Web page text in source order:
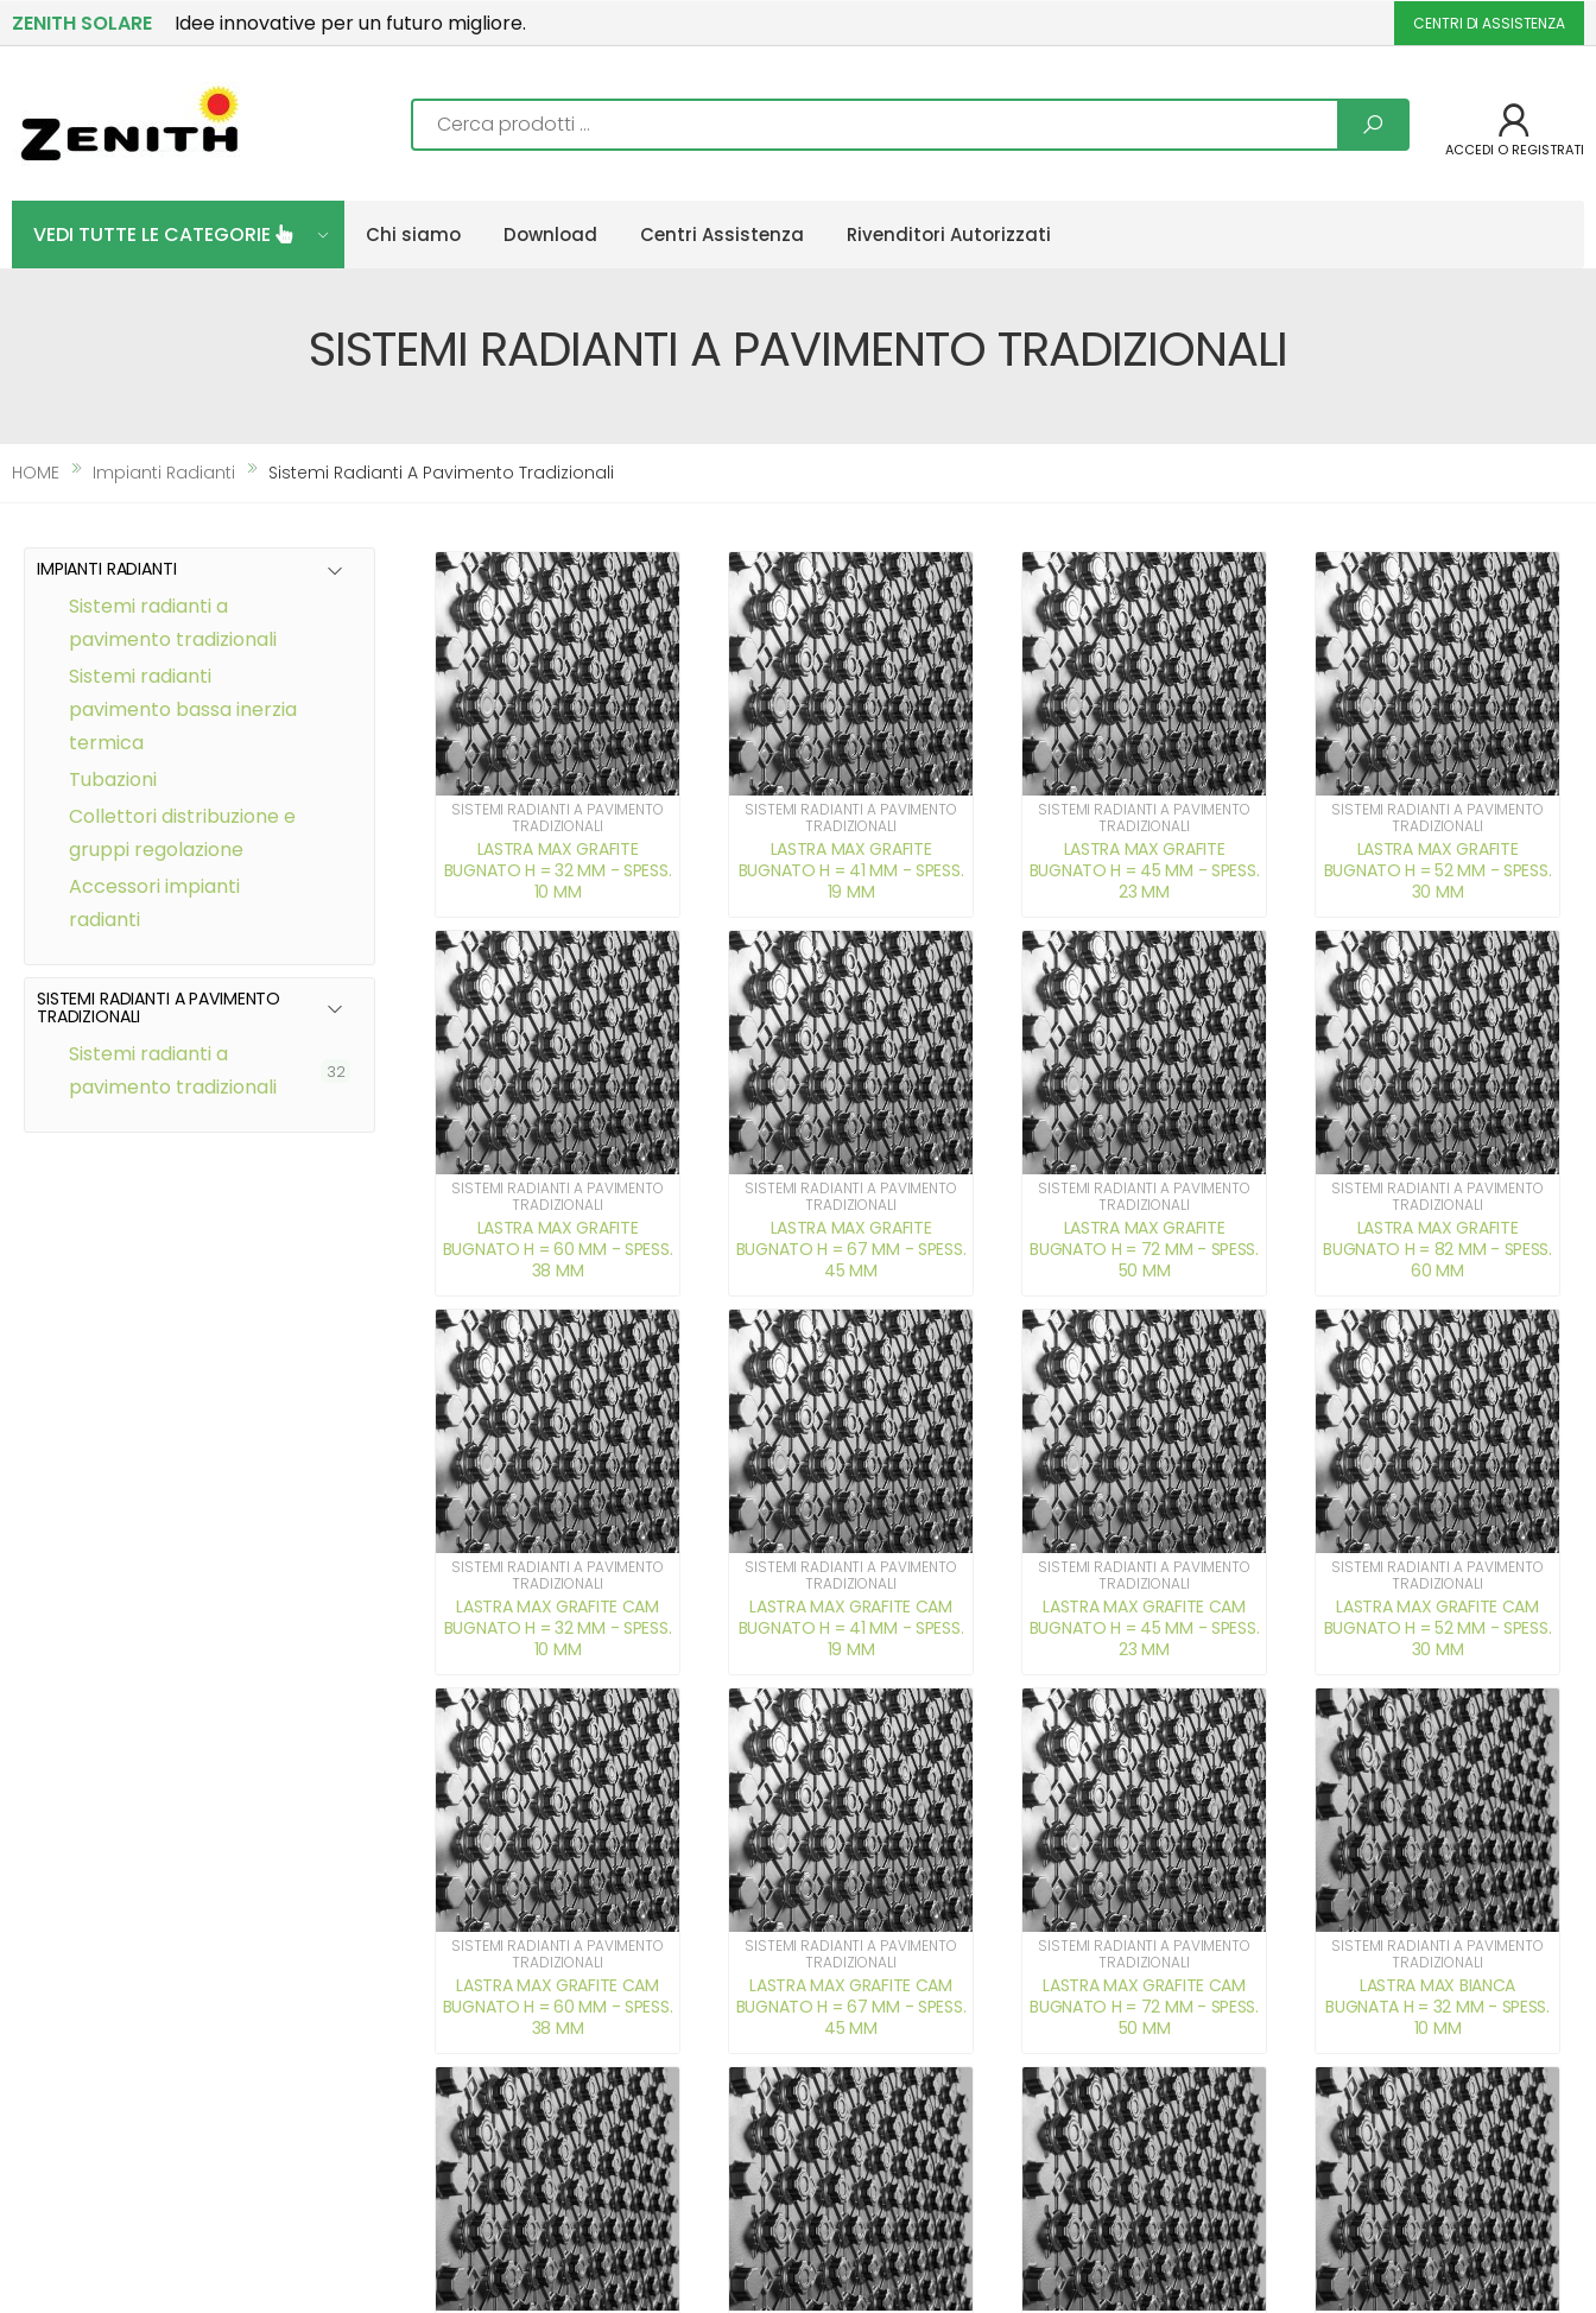
ZENITH SOLARE Idee innovative per un futuro migliore. CENTRI DI ASSISTENZA
Ricerca
ACCEDI O REGISTRATI
VEDI TUTTE LE CATEGORIE Chi siamo Download Centri Assistenza Rivenditori Autorizzati
SISTEMI RADIANTI A PAVIMENTO TRADIZIONALI
HOME Impianti Radianti Sistemi Radianti A Pavimento Tradizionali
SISTEMI RADIANTI A PAVIMENTO
TRADIZIONALI
LASTRA MAX GRAFITE
BUGNATO H = 32 MM - SPESS.
10 MM
SISTEMI RADIANTI A PAVIMENTO
TRADIZIONALI
LASTRA MAX GRAFITE
BUGNATO H = 41 MM - SPESS.
19 MM
SISTEMI RADIANTI A PAVIMENTO
TRADIZIONALI
LASTRA MAX GRAFITE
BUGNATO H = 45 MM - SPESS.
23 MM
SISTEMI RADIANTI A PAVIMENTO
TRADIZIONALI
LASTRA MAX GRAFITE
BUGNATO H = 52 MM - SPESS.
30 MM
SISTEMI RADIANTI A PAVIMENTO
TRADIZIONALI
LASTRA MAX GRAFITE
BUGNATO H = 60 MM - SPESS.
38 MM
SISTEMI RADIANTI A PAVIMENTO
TRADIZIONALI
LASTRA MAX GRAFITE
BUGNATO H = 67 MM - SPESS.
45 MM
SISTEMI RADIANTI A PAVIMENTO
TRADIZIONALI
LASTRA MAX GRAFITE
BUGNATO H = 72 MM - SPESS.
50 MM
SISTEMI RADIANTI A PAVIMENTO
TRADIZIONALI
LASTRA MAX GRAFITE
BUGNATO H = 82 MM - SPESS.
60 MM
SISTEMI RADIANTI A PAVIMENTO
TRADIZIONALI
LASTRA MAX GRAFITE CAM
BUGNATO H = 32 MM - SPESS.
10 MM
SISTEMI RADIANTI A PAVIMENTO
TRADIZIONALI
LASTRA MAX GRAFITE CAM
BUGNATO H = 41 MM - SPESS.
19 MM
SISTEMI RADIANTI A PAVIMENTO
TRADIZIONALI
LASTRA MAX GRAFITE CAM
BUGNATO H = 45 MM - SPESS.
23 MM
SISTEMI RADIANTI A PAVIMENTO
TRADIZIONALI
LASTRA MAX GRAFITE CAM
BUGNATO H = 52 MM - SPESS.
30 MM
SISTEMI RADIANTI A PAVIMENTO
TRADIZIONALI
LASTRA MAX GRAFITE CAM
BUGNATO H = 60 MM - SPESS.
38 MM
SISTEMI RADIANTI A PAVIMENTO
TRADIZIONALI
LASTRA MAX GRAFITE CAM
BUGNATO H = 67 MM - SPESS.
45 MM
SISTEMI RADIANTI A PAVIMENTO
TRADIZIONALI
LASTRA MAX GRAFITE CAM
BUGNATO H = 72 MM - SPESS.
50 MM
SISTEMI RADIANTI A PAVIMENTO
TRADIZIONALI
LASTRA MAX BIANCA
BUGNATA H = 32 MM - SPESS.
10 MM
IMPIANTI RADIANTI
sistemi radianti a
pavimento tradizionali
sistemi radianti
pavimento bassa inerzia
termica
tubazioni
collettori distribuzione e
gruppi regolazione
accessori impianti
radianti
SISTEMI RADIANTI A PAVIMENTO
TRADIZIONALI
sistemi radianti a
pavimento tradizionali
32